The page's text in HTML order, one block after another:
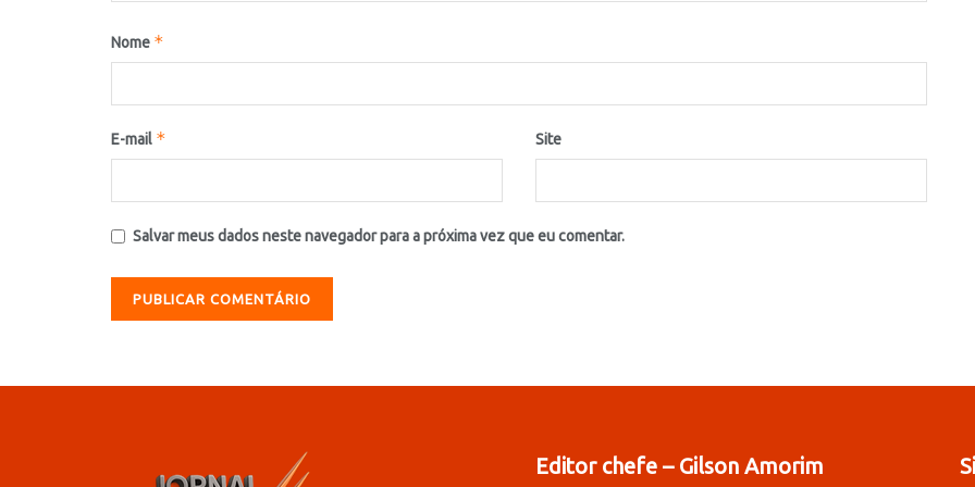
Nome *
E-mail * Site
Salvar meus dados neste navegador para a próxima vez que eu comentar.
Editor chefe – Gilson Amorim